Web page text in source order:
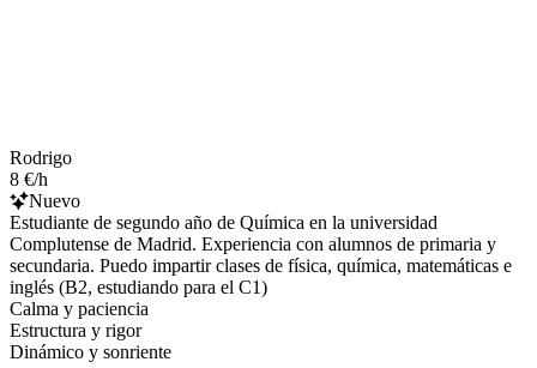
Rodrigo
8 €/h
Nuevo
Estudiante de segundo año de Química en la universidad
Complutense de Madrid. Experiencia con alumnos de primaria y
secundaria. Puedo impartir clases de física, química, matemáticas e
inglés (B2, estudiando para el C1)
Calma y paciencia
Estructura y rigor
Dinámico y sonriente